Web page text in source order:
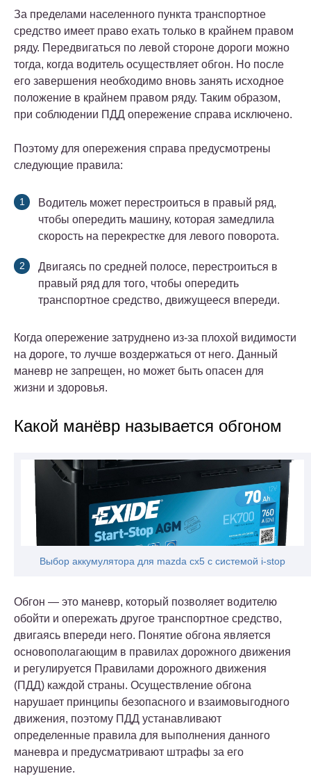
За пределами населенного пункта транспортное
средство имеет право ехать только в крайнем правом
ряду. Передвигаться по левой стороне дороги можно
тогда, когда водитель осуществляет обгон. Но после
его завершения необходимо вновь занять исходное
положение в крайнем правом ряду. Таким образом,
при соблюдении ПДД опережение справа исключено.
Поэтому для опережения справа предусмотрены
следующие правила:
Водитель может перестроиться в правый ряд,
чтобы опередить машину, которая замедлила
скорость на перекрестке для левого поворота.
Двигаясь по средней полосе, перестроиться в
правый ряд для того, чтобы опередить
транспортное средство, движущееся впереди.
Когда опережение затруднено из-за плохой видимости
на дороге, то лучше воздержаться от него. Данный
маневр не запрещен, но может быть опасен для
жизни и здоровья.
Какой манёвр называется обгоном
Выбор аккумулятора для mazda cx5 с системой i-stop
Обгон — это маневр, который позволяет водителю
обойти и опережать другое транспортное средство,
двигаясь впереди него. Понятие обгона является
основополагающим в правилах дорожного движения
и регулируется Правилами дорожного движения
(ПДД) каждой страны. Осуществление обгона
нарушает принципы безопасного и взаимовыгодного
движения, поэтому ПДД устанавливают
определенные правила для выполнения данного
маневра и предусматривают штрафы за его
нарушение.